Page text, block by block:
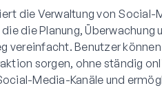
die Verwaltung von Social-
die Planung, Überwachung
vereinfacht. Benutzer
sorgen, ohne ständig
Media-Kanäle und